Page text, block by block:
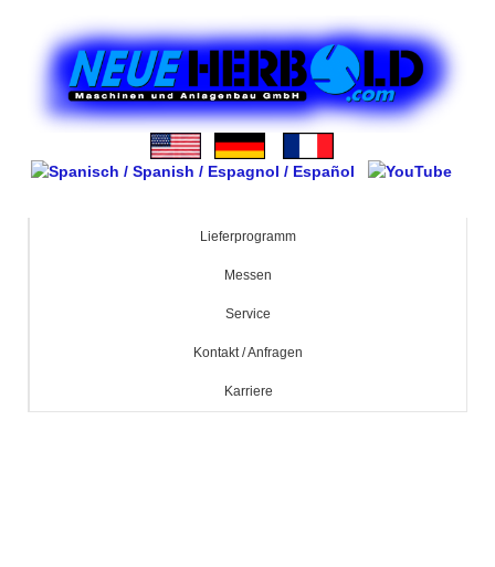
Lieferprogramm
Messen
Service
Kontakt / Anfragen
Karriere